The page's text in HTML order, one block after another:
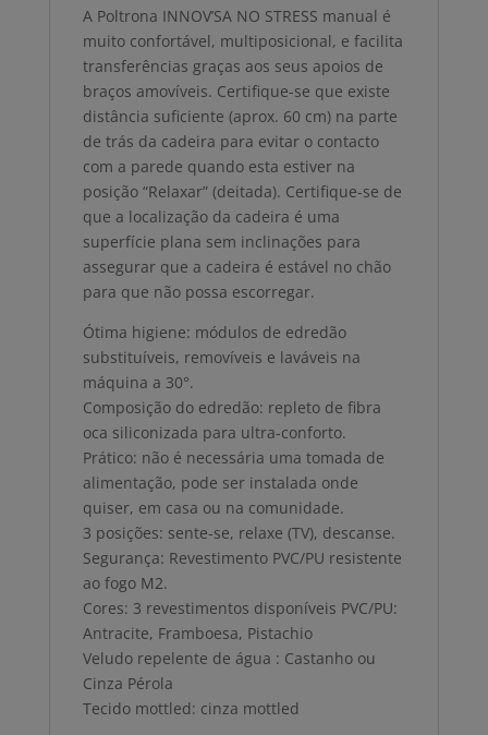
A Poltrona INNOV’SA NO STRESS manual é
muito confortável, multiposicional, e facilita
transferências graças aos seus apoios de
braços amovíveis. Certifique-se que existe
distância suficiente (aprox. 60 cm) na parte
de trás da cadeira para evitar o contacto
com a parede quando esta estiver na
posição “Relaxar” (deitada). Certifique-se de
que a localização da cadeira é uma
superfície plana sem inclinações para
assegurar que a cadeira é estável no chão
para que não possa escorregar.
Ótima higiene: módulos de edredão
substituíveis, removíveis e laváveis na
máquina a 30°.
Composição do edredão: repleto de fibra
oca siliconizada para ultra-conforto.
Prático: não é necessária uma tomada de
alimentação, pode ser instalada onde
quiser, em casa ou na comunidade.
3 posições: sente-se, relaxe (TV), descanse.
Segurança: Revestimento PVC/PU resistente
ao fogo M2.
Cores: 3 revestimentos disponíveis PVC/PU:
Antracite, Framboesa, Pistachio
Veludo repelente de água : Castanho ou
Cinza Pérola
Tecido mottled: cinza mottled